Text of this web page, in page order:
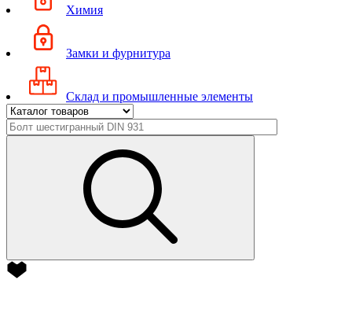
Химия
Замки и фурнитура
Склад и промышленные элементы